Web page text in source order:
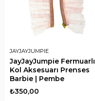
JAYJAYJUMPIE
JayJayJumpie Fermuarlı
Kol Aksesuarı Prenses
Barbie | Pembe
₺350,00